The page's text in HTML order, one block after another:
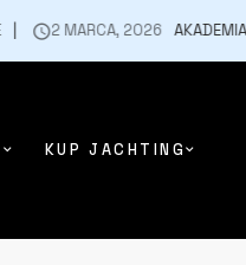
2 MARCA, 2026 AKADEMIA
KUP JACHTING